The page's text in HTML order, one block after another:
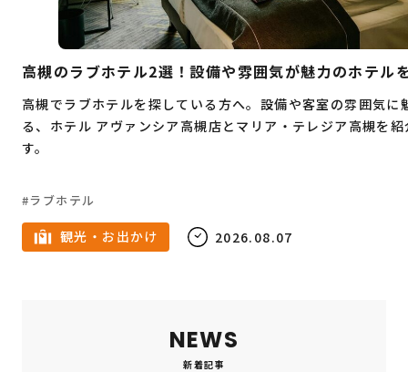
高槻のラブホテル2選！設備や雰囲気が魅力のホテル
高槻でラブホテルを探している方へ。設備や客室の雰囲気に
る、ホテル アヴァンシア高槻店とマリア・テレジア高槻を
す。
ラブホテル
観光・お出かけ 2026.08.07
NEWS
新着記事